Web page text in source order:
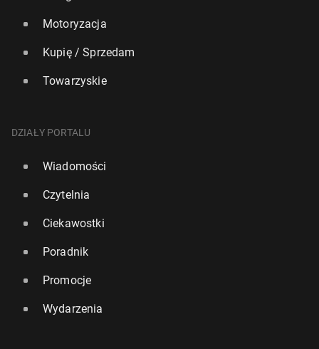
Motoryzacja
Kupię / Sprzedam
Towarzyskie
DZIAŁY PORTALU
Wiadomości
Czytelnia
Ciekawostki
Poradnik
Promocje
Wydarzenia